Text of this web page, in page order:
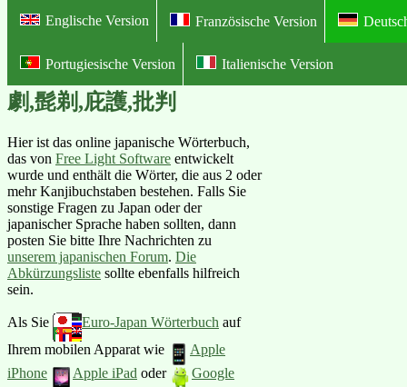
Englische Version Französische Version
Portugiesische Version Italienische Version
Online Illustriertes Deutsch-
劇,髭剃,庇護,批判
Hier ist das online japanische Wörterbuch,
das von Free Light Software entwickelt
wurde und enthält die Wörter, die aus 2 oder
mehr Kanjibuchstaben bestehen. Falls Sie
sonstige Fragen zu Japan oder der
japanischer Sprache haben sollten, dann
posten Sie bitte Ihre Nachrichten zu
unserem japanischen Forum. Die
Abkürzungsliste sollte ebenfalls hilfreich
sein.
Als Sie Euro-Japan Wörterbuch auf
Ihrem mobilen Apparat wie
Apple
iPhone
Apple iPad oder
Google